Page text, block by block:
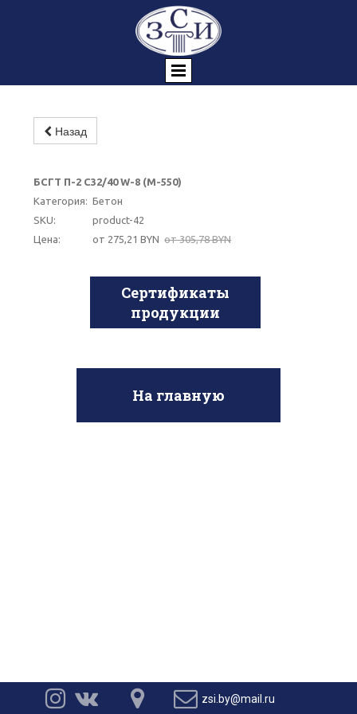
Назад
БСГТ П-2 С32/40 W-8 (М-550)
Категория: Бетон
SKU:
product-42
Цена:
от 275,21 BYN от 305,78 BYN
Сертификаты
продукции
На главную
    zsi.by@mail.ru